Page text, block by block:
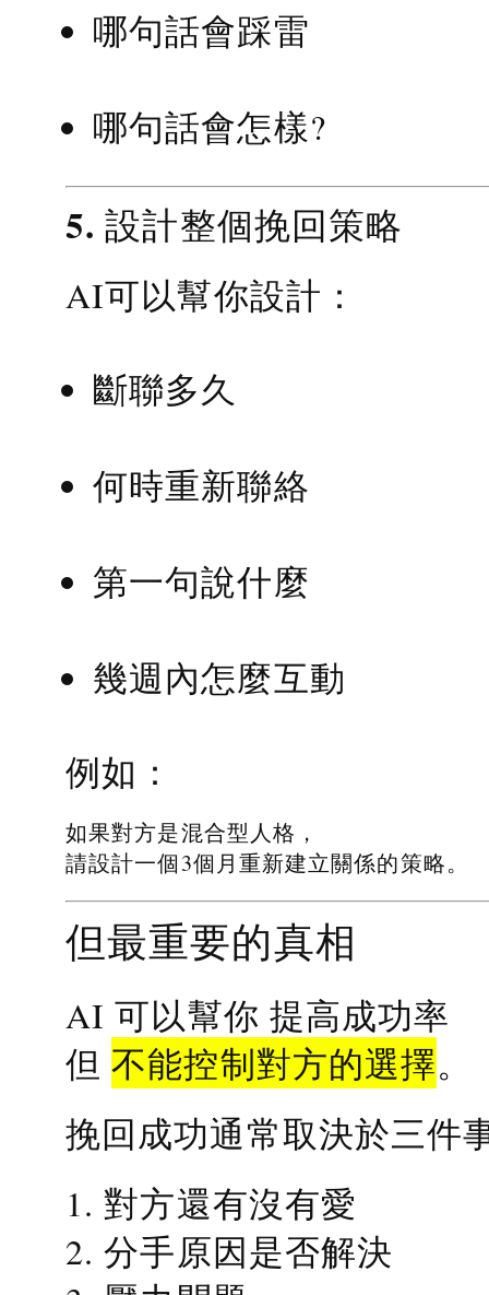
哪句話會踩雷
哪句話會怎樣?
5. 設計整個挽回策略
AI可以幫你設計：
斷聯多久
何時重新聯絡
第一句說什麼
幾週內怎麼互動
例如：
如果對方是混合型人格，
請設計一個3個月重新建立關係的策略。
但最重要的真相
AI 可以幫你 提高成功率
但不能控制對方的選擇。
挽回成功通常取決於三件
1. 對方還有沒有愛
2. 分手原因是否解決